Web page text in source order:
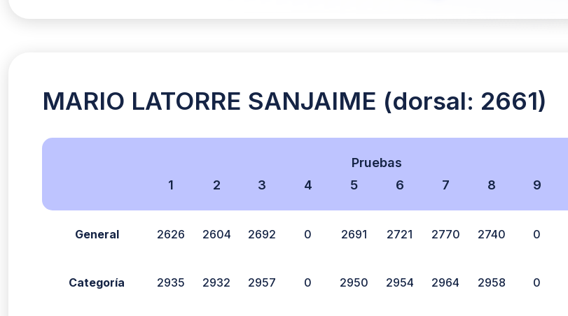
MARIO LATORRE SANJAIME (dorsal: 2661)
Pruebas
1
2 3 4 5 6 7 8 9
General 2626 2604 2692 0 2691 2721 2770 2740 0
Categoría 2935 2932 2957 0 2950 2954 2964 2958 0